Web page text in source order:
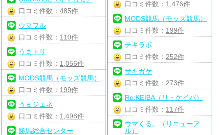
口コミ件数：485件
ウマフル
口コミ件数： 110件
うまトリ
口コミ件数： 1,056件
MODS競馬（モッズ競馬）
口コミ件数： 199件
うまジェネ
口コミ件数： 1,498件
勝馬総合センター
口コミ件数： 1,476件
MODS競馬（モッズ競馬）
口コミ件数： 199件
テキラボ
口コミ件数： 252件
サキガケ
口コミ件数： 273件
Re:KEIBA（リ・ケイバ）
口コミ件数： 117件
ウマくる。（リニューア
ル）